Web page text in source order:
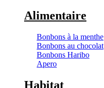
Alimentaire
Bonbons à la menthe
Bonbons au chocolat
Bonbons Haribo
Apero
Habitat